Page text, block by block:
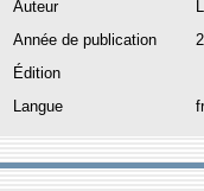
Auteur
Année de publication
Édition
Langue